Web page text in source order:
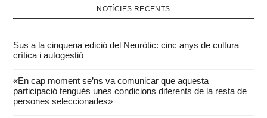
NOTÍCIES RECENTS
Sus a la cinquena edició del Neuròtic: cinc anys de cultura
crítica i autogestió
«En cap moment se’ns va comunicar que aquesta
participació tengués unes condicions diferents de la resta de
persones seleccionades»